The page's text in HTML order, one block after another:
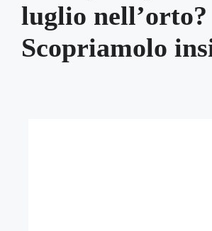
luglio nell’orto?
Scopriamolo